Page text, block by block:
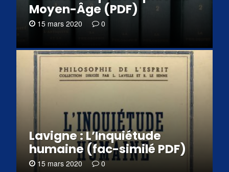
Moyen-Âge (PDF)
15 mars 2020 0
Lavigne : L’Inquiétude
humaine (fac-similé PDF)
15 mars 2020 0